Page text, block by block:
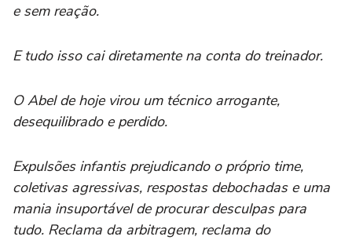
e sem reação.
E tudo isso cai diretamente na conta do treinador.
O Abel de hoje virou um técnico arrogante,
desequilibrado e perdido.
Expulsões infantis prejudicando o próprio time,
coletivas agressivas, respostas debochadas e uma
mania insuportável de procurar desculpas para
tudo. Reclama da arbitragem, reclama do